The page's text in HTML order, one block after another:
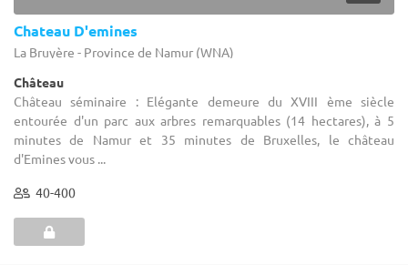
Chateau D'emines
La Bruyère - Province de Namur (WNA)
Château
Château séminaire : Elégante demeure du XVIII ème siècle
entourée d'un parc aux arbres remarquables (14 hectares), à 5
minutes de Namur et 35 minutes de Bruxelles, le château
d'Emines vous ...
40-400